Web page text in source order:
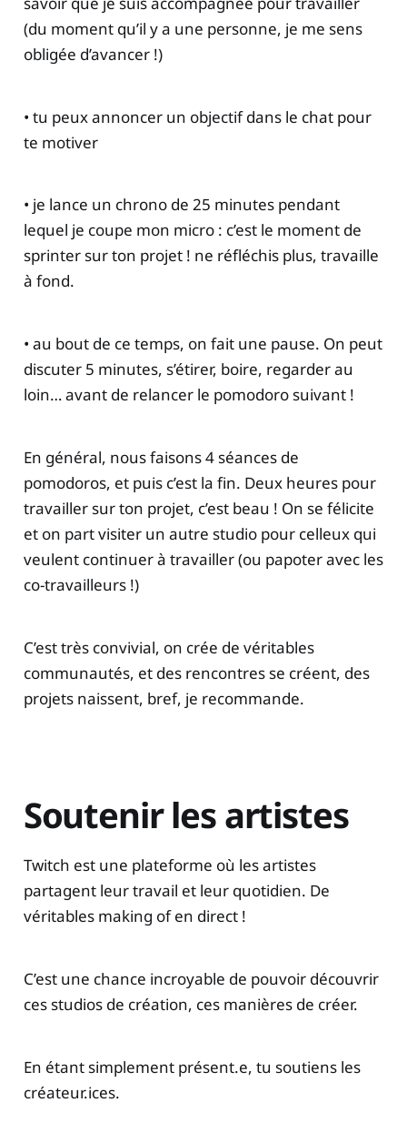
(du moment qu’il y a une personne, je me sens
obligée d’avancer !)
• tu peux annoncer un objectif dans le chat pour
te motiver
• je lance un chrono de 25 minutes pendant
lequel je coupe mon micro : c’est le moment de
sprinter sur ton projet ! ne réfléchis plus, travaille
à fond.
• au bout de ce temps, on fait une pause. On peut
discuter 5 minutes, s’étirer, boire, regarder au
loin… avant de relancer le pomodoro suivant !
En général, nous faisons 4 séances de
pomodoros, et puis c’est la fin. Deux heures pour
travailler sur ton projet, c’est beau ! On se félicite
et on part visiter un autre studio pour celleux qui
veulent continuer à travailler (ou papoter avec les
co-travailleurs !)
C’est très convivial, on crée de véritables
communautés, et des rencontres se créent, des
projets naissent, bref, je recommande.
Soutenir les artistes
Twitch est une plateforme où les artistes
partagent leur travail et leur quotidien. De
véritables making of en direct !
C’est une chance incroyable de pouvoir découvrir
ces studios de création, ces manières de créer.
En étant simplement présent.e, tu soutiens les
créateur.ices.